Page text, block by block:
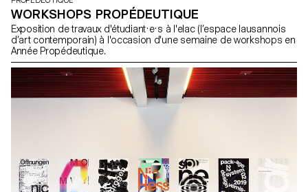
WORKSHOPS PROPÉDEUTIQUE
Exposition de travaux d'étudiant·e·s à l'elac (l’espace lausannois
d’art contemporain) à l'occasion d'une semaine de workshops en
Année Propédeutique.